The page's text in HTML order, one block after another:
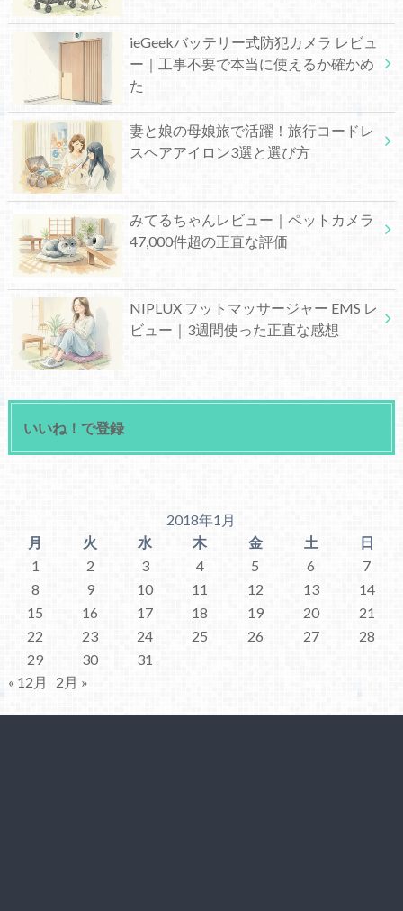
ieGeekバッテリー式防犯カメラ レビュ
ー｜工事不要で本当に使えるか確かめ
た
妻と娘の母娘旅で活躍！旅行コードレ
スヘアアイロン3選と選び方
みてるちゃんレビュー｜ペットカメラ
47,000件超の正直な評価
NIPLUX フットマッサージャー EMS レ
ビュー｜3週間使った正直な感想
いいね！で登録
2018年1月
月
火 水 木 金 土
日
1
2 3 4 5 6
7
8
9 10 11 12 13
14
15
16 17 18 19 20
21
22
23 24 25 26 27
28
29
30
31
« 12月
2月 »